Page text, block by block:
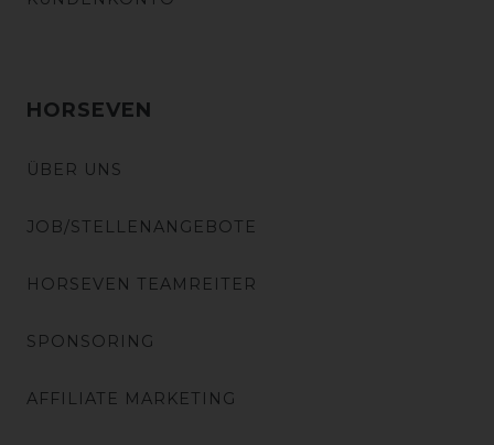
HORSEVEN
ÜBER UNS
JOB/STELLENANGEBOTE
HORSEVEN TEAMREITER
SPONSORING
AFFILIATE MARKETING